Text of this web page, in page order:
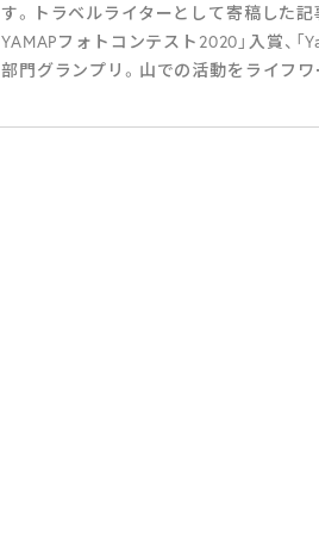
す。トラベルライターとして寄稿した記
YAMAPフォトコンテスト2020」入賞、
部門グランプリ。山での活動をライフワ